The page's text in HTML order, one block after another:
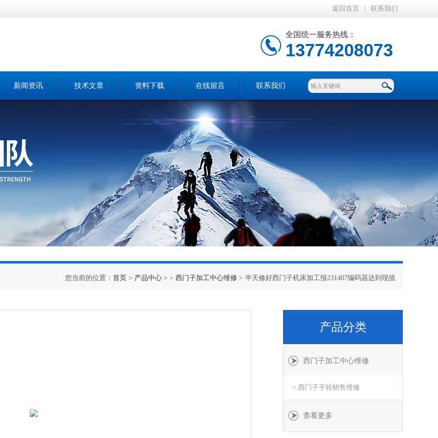
返回首页 联系我们
全国统一服务热线：
13774208073
新闻资讯 技术文章 资料下载 在线留言 联系我们
您当前的位置： 首页 > 产品中心 > > 西门子加工中心维修 > 半天修好西门子机床加工报231407编码器达到现值
产品分类
西门子加工中心维修
> 西门子手轮销售维修
查看更多